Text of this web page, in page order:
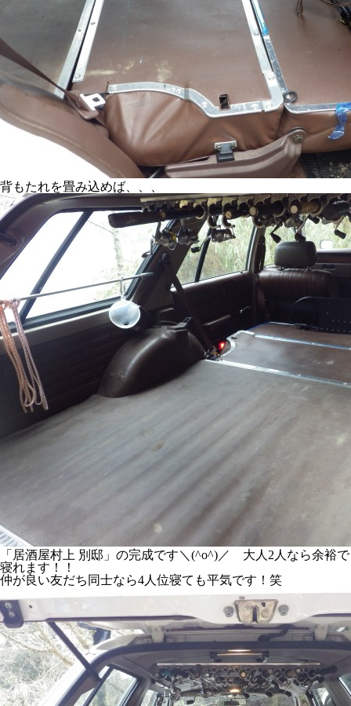
背もたれを畳み込めば、、、
「居酒屋村上 別邸」の完成です＼(^o^)／ 大人2人なら余裕で
寝れます！！
仲が良い友だち同士なら4人位寝ても平気です！笑